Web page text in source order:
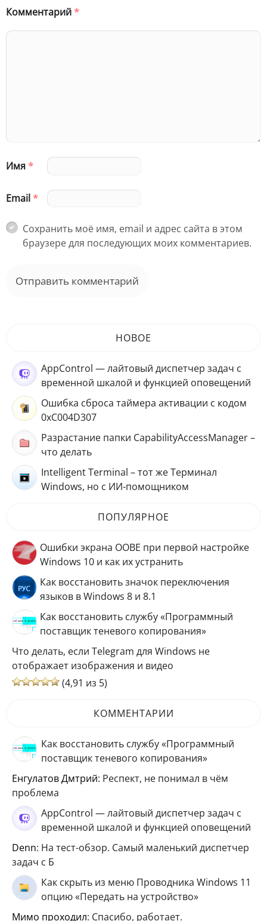
Комментарий*
Имя*
Email*
Сохранить моё имя, email и адрес сайта в этом
браузере для последующих моих комментариев.
НОВОЕ
AppControl — лайтовый диспетчер задач с
временной шкалой и функцией оповещений
Ошибка сброса таймера активации с кодом
0xC004D307
Разрастание папки CapabilityAccessManager –
что делать
Intelligent Terminal – тот же Терминал
Windows, но с ИИ-помощником
ПОПУЛЯРНОЕ
Ошибки экрана OOBE при первой настройке
Windows 10 и как их устранить
Как восстановить значок переключения
языков в Windows 8 и 8.1
Как восстановить службу «Программный
поставщик теневого копирования»
Что делать, если Telegram для Windows не
отображает изображения и видео
(4,91 из 5)
КОММЕНТАРИИ
Как восстановить службу «Программный
поставщик теневого копирования»
Енгулатов Дмтрий: Респект, не понимал в чём
проблема
AppControl — лайтовый диспетчер задач с
временной шкалой и функцией оповещений
Denn: На тест-обзор. Самый маленький диспетчер
задач с Б
Как скрыть из меню Проводника Windows 11
опцию «Передать на устройство»
мимо проходил: Спасибо, работает.